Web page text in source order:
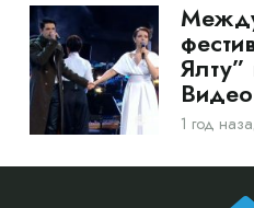
Видео
1 год